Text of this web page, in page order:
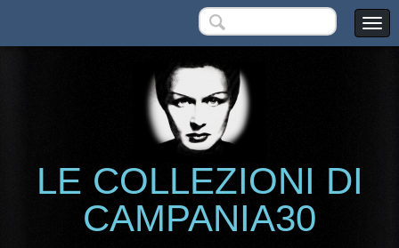
LE COLLEZIONI DI
CAMPANIA30